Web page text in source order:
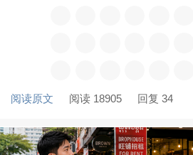
阅读原文 阅读 18905 回复 34